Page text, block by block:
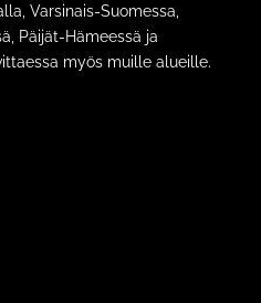
Varsinais-Suomessa,
Päijät-Hämeessä ja
myös muille alueille.